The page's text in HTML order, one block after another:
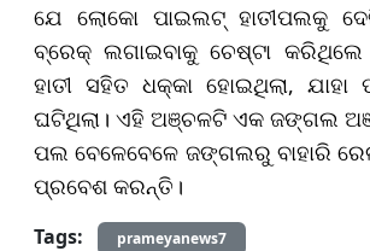
ଯେ ଲୋକୋ ପାଇଲଟ୍ ହାତୀପଲକୁ ଦେଖି
ବ୍ରେକ୍ ଲଗାଇବାକୁ ଚେଷ୍ଟା କରିଥିଲେ
ହାତୀ ସହିତ ଧକ୍କା ହୋଇଥିଲା, ଯାହା
ଘଟିଥିଲା। ଏହି ଅଞ୍ଚଳଟି ଏକ ଜଙ୍ଗଲ
ପଲ ବେଳେବେଳେ ଜଙ୍ଗଲରୁ ବାହାରି
ପ୍ରବେଶ କରନ୍ତି।
Tags: prameyanews7